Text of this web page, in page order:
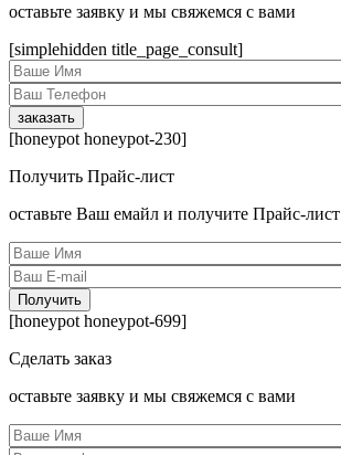
оcтавьте заявку и мы свяжемся с вами
[simplehidden title_page_consult]
[honeypot honeypot-230]
Получить Прайс-лист
оcтавьте Ваш емайл и получите Прайс-лист
[honeypot honeypot-699]
Сделать заказ
оcтавьте заявку и мы свяжемся с вами